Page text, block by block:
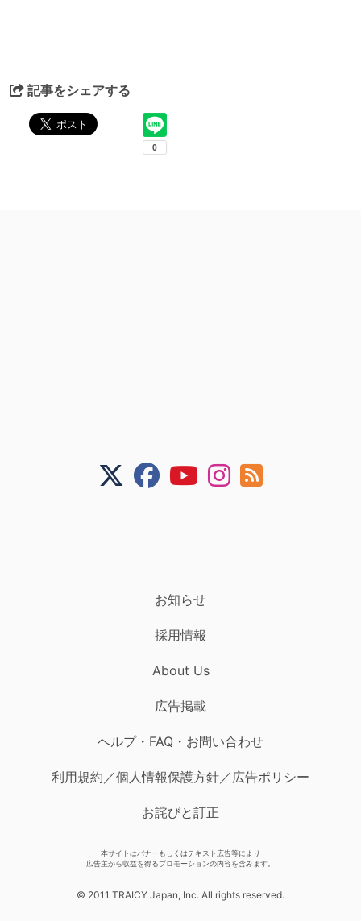
記事をシェアする
お知らせ
採用情報
About Us
広告掲載
ヘルプ・FAQ・お問い合わせ
利用規約／個人情報保護方針／広告ポリシー
お詫びと訂正
本サイトはバナーもしくはテキスト広告等により
広告主から収益を得るプロモーションの内容を含みます。
© 2011 TRAICY Japan, Inc. All rights reserved.